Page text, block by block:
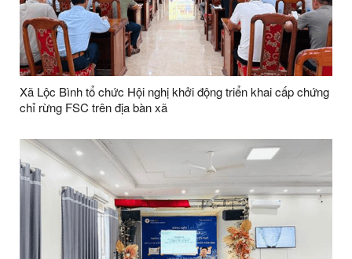
Xã Lộc Bình tổ chức Hội nghị khởi động triển khai cấp chứng
chỉ rừng FSC trên địa bàn xã